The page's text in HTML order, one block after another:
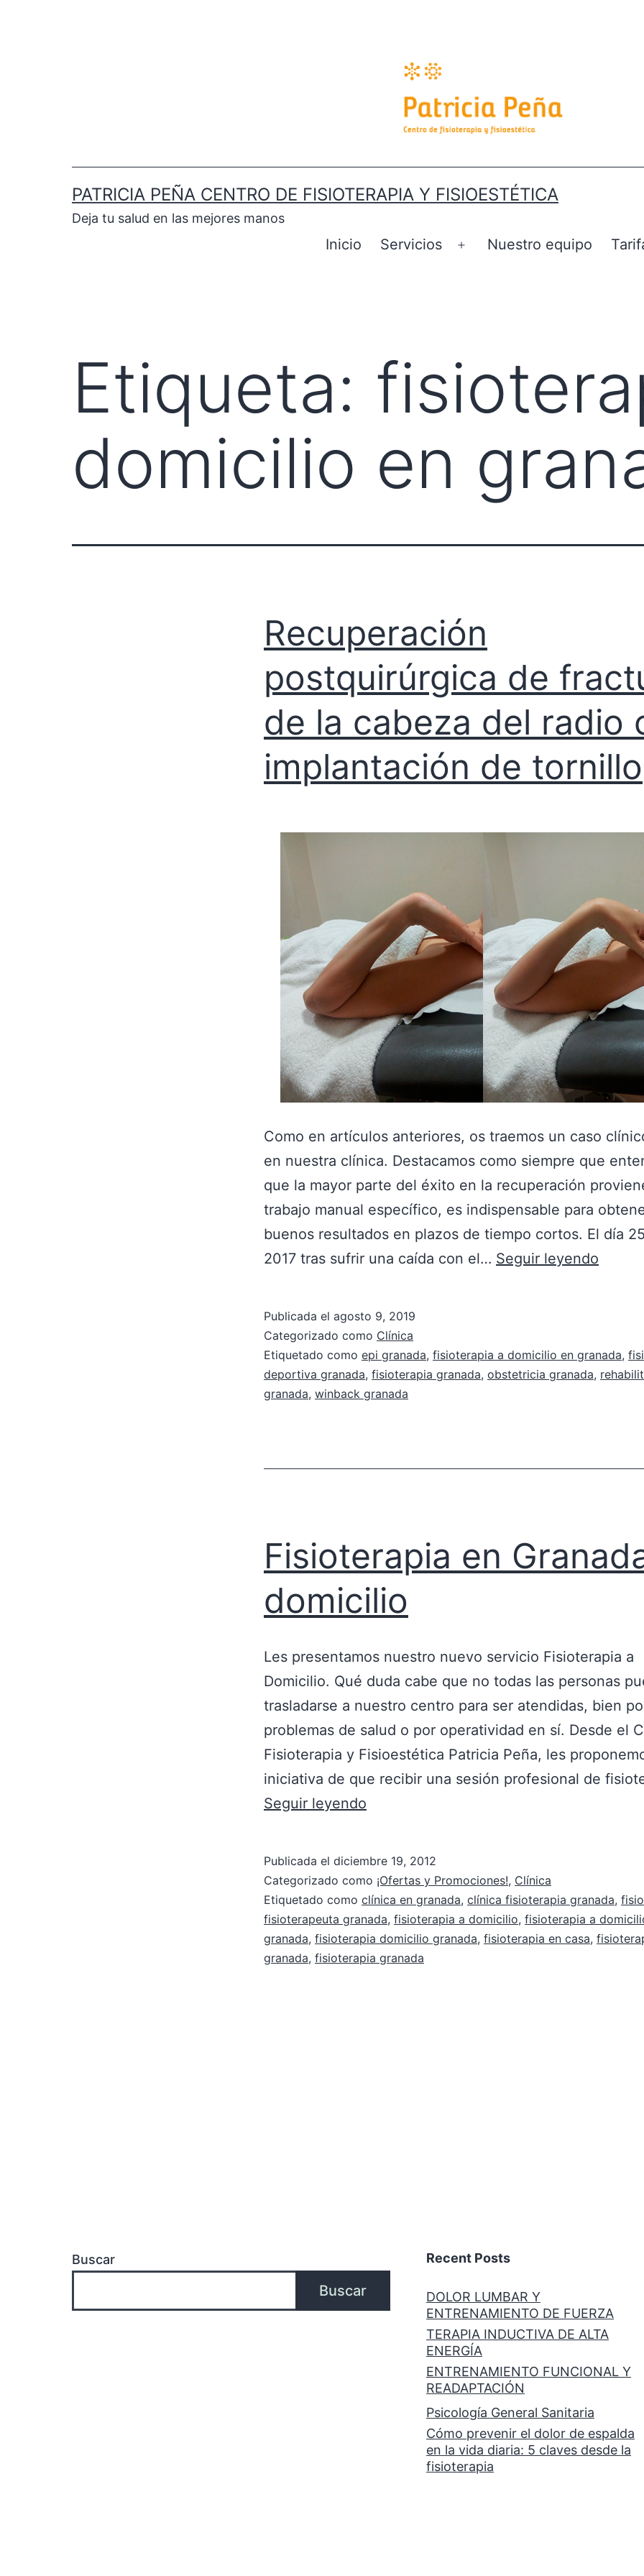
PATRICIA PEÑA CENTRO DE FISIOTERAPIA Y FISIOESTÉTICA
Deja tu salud en las mejores manos
Inicio Servicios Nuestro equipo
Etiqueta:
domicilio en
Recuperación
postquirúrgica de
de la cabeza del radio
implantación de tornillo
Como en artículos anteriores, os traemos un caso
en nuestra clínica. Destacamos como siempre que
que la mayor parte del éxito en la recuperación
trabajo manual específico, es indispensable para
buenos resultados en plazos de tiempo cortos. El día
2017 tras sufrir una caída con el… Seguir leyendo
Publicada el agosto 9, 2019
Categorizado como Clínica
Etiquetado como epi granada, fisioterapia a domicilio en granada,
deportiva granada, fisioterapia granada, obstetricia granada,
granada, winback granada
Fisioterapia en
domicilio
Les presentamos nuestro nuevo servicio Fisioterapia a
Domicilio. Qué duda cabe que no todas las personas
trasladarse a nuestro centro para ser atendidas, bien
problemas de salud o por operatividad en sí. Desde el
Fisioterapia y Fisioestética Patricia Peña, les
iniciativa de que recibir una sesión profesional de
Seguir leyendo
Publicada el diciembre 19, 2012
Categorizado como ¡Ofertas y Promociones!, Clínica
Etiquetado como clínica en granada, clínica fisioterapia granada,
fisioterapeuta granada, fisioterapia a domicilio, fisioterapia a
granada, fisioterapia domicilio granada, fisioterapia en casa,
granada, fisioterapia granada
Buscar
Buscar
Recent Posts
DOLOR LUMBAR Y
ENTRENAMIENTO DE FUERZA
TERAPIA INDUCTIVA DE ALTA
ENERGÍA
ENTRENAMIENTO FUNCIONAL Y
READAPTACIÓN
Psicología General Sanitaria
Cómo prevenir el dolor de espalda
en la vida diaria: 5 claves desde la
fisioterapia